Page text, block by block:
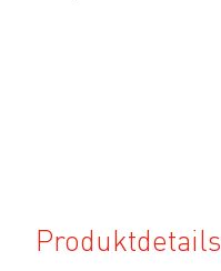
Produktdetails